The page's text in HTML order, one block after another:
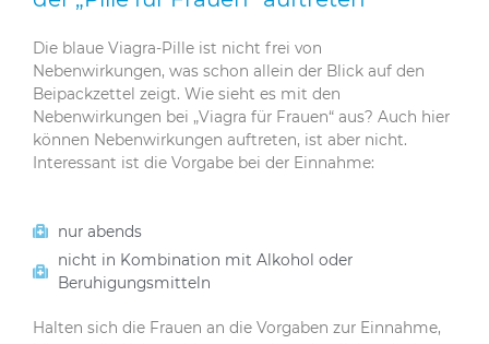
Die blaue Viagra-Pille ist nicht frei von
Nebenwirkungen, was schon allein der Blick auf den
Beipackzettel zeigt. Wie sieht es mit den
Nebenwirkungen bei „Viagra für Frauen“ aus? Auch hier
können Nebenwirkungen auftreten, ist aber nicht.
Interessant ist die Vorgabe bei der Einnahme:
nur abends
nicht in Kombination mit Alkohol oder
Beruhigungsmitteln
Halten sich die Frauen an die Vorgaben zur Einnahme,